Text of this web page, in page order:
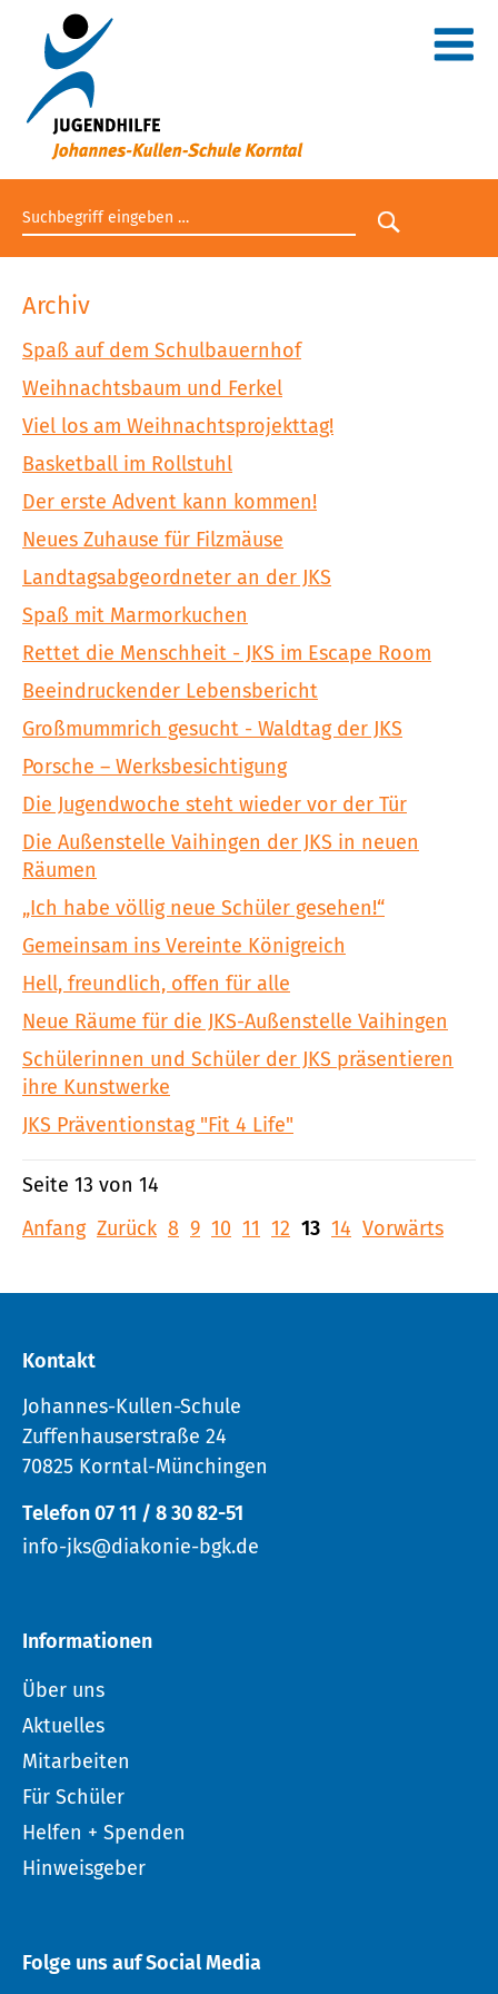
Suchbegriff eingeben
Suche
Archiv
Spaß auf dem Schulbauernhof
Weihnachtsbaum und Ferkel
Viel los am Weihnachtsprojekttag!
Basketball im Rollstuhl
Der erste Advent kann kommen!
Neues Zuhause für Filzmäuse
Landtagsabgeordneter an der JKS
Spaß mit Marmorkuchen
Rettet die Menschheit - JKS im Escape Room
Beeindruckender Lebensbericht
Großmummrich gesucht - Waldtag der JKS
Porsche – Werksbesichtigung
Die Jugendwoche steht wieder vor der Tür
Die Außenstelle Vaihingen der JKS in neuen
Räumen
„Ich habe völlig neue Schüler gesehen!“
Gemeinsam ins Vereinte Königreich
Hell, freundlich, offen für alle
Neue Räume für die JKS-Außenstelle Vaihingen
Schülerinnen und Schüler der JKS präsentieren
ihre Kunstwerke
JKS Präventionstag "Fit 4 Life"
Seite 13 von 14
Anfang Zurück 8 9 10 11 12 13 14 Vorwärts
Kontakt
Johannes-Kullen-Schule
Zuffenhauserstraße 24
70825 Korntal-Münchingen
Telefon 07 11 / 8 30 82-51
info-jks@diakonie-bgk.de
Informationen
Über uns
Aktuelles
Mitarbeiten
Für Schüler
Helfen + Spenden
Hinweisgeber
Folge uns auf Social Media